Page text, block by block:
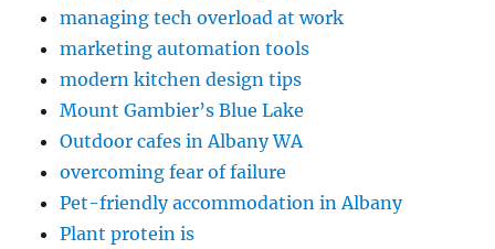
managing tech overload at work
marketing automation tools
modern kitchen design tips
Mount Gambier’s Blue Lake
Outdoor cafes in Albany WA
overcoming fear of failure
Pet-friendly accommodation in Albany
Plant protein is